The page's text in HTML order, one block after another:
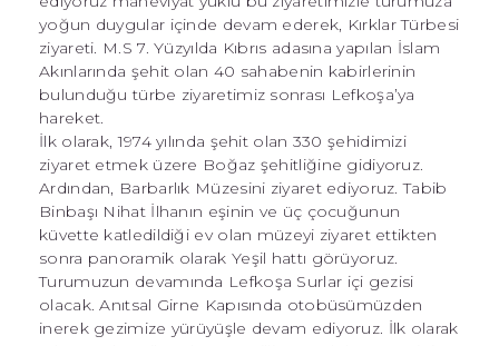
yoğun duygular içinde devam ederek, Kırklar Türbesi
ziyareti. M.S 7. Yüzyılda Kıbrıs adasına yapılan İslam
Akınlarında şehit olan 40 sahabenin kabirlerinin
bulunduğu türbe ziyaretimiz sonrası Lefkoşa’ya
hareket.
İlk olarak, 1974 yılında şehit olan 330 şehidimizi
ziyaret etmek üzere Boğaz şehitliğine gidiyoruz.
Ardından, Barbarlık Müzesini ziyaret ediyoruz. Tabib
Binbaşı Nihat İlhanın eşinin ve üç çocuğunun
küvette katledildiği ev olan müzeyi ziyaret ettikten
sonra panoramik olarak Yeşil hattı görüyoruz.
Turumuzun devamında Lefkoşa Surlar içi gezisi
olacak. Anıtsal Girne Kapısında otobüsümüzden
inerek gezimize yürüyüşle devam ediyoruz. İlk olarak